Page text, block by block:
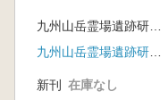
員)
伊勢国近長谷寺と
動
学教授)
九州山岳霊場遺跡研究会 九州歴史資料館 編
九州山岳霊場遺跡研究会
新刊 在庫なし